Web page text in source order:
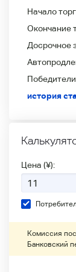
Начало
Окончание
Досрочное
Победители
история
Цена (¥):
Комиссия
Банковский